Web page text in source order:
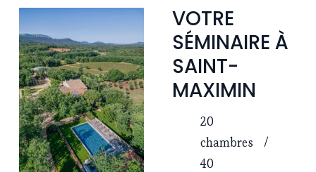
VOTRE
SÉMINAIRE À
SAINT-
MAXIMIN
20
chambres /
40